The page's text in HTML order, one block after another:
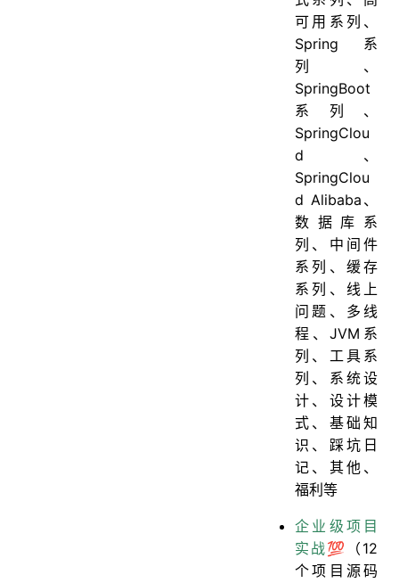
可用系列、
Spring系
列、
SpringBoot
系列、
SpringClou
d、
SpringClou
d Alibaba、
数据库系
列、中间件
系列、缓存
系列、线上
问题、多线
程、JVM系
列、工具系
列、系统设
计、设计模
式、基础知
识、踩坑日
记、其他、
福利等
企业级项目
实战💯
（12
个项目源码